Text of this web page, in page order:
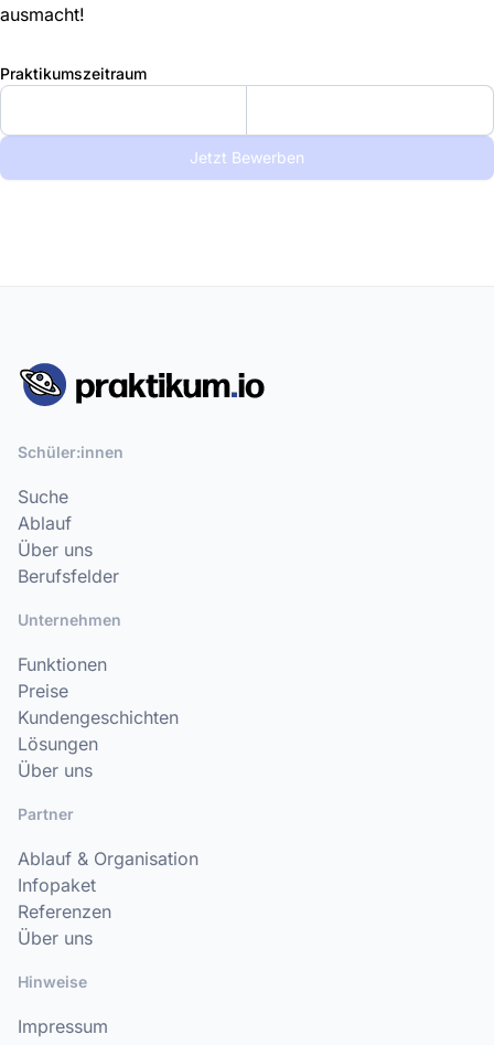
ausmacht!
Praktikumszeitraum
Jetzt Bewerben
Schüler:innen
Suche
Ablauf
Über uns
Berufsfelder
Unternehmen
Funktionen
Preise
Kundengeschichten
Lösungen
Über uns
Partner
Ablauf & Organisation
Infopaket
Referenzen
Über uns
Hinweise
Impressum